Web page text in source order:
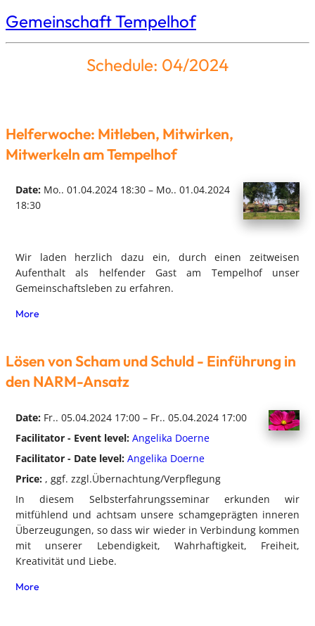
Gemeinschaft Tempelhof
Schedule: 04/2024
Helferwoche: Mitleben, Mitwirken,
Mitwerkeln am Tempelhof
Date: Mo.. 01.04.2024 18:30 – Mo.. 01.04.2024
18:30
Wir laden herzlich dazu ein, durch einen zeitweisen
Aufenthalt als helfender Gast am Tempelhof unser
Gemeinschaftsleben zu erfahren.
More
Lösen von Scham und Schuld - Einführung in
den NARM-Ansatz
Date: Fr.. 05.04.2024 17:00 – Fr.. 05.04.2024 17:00
Facilitator - Event level:Angelika Doerne
Facilitator - Date level:Angelika Doerne
Price: , ggf. zzgl.Übernachtung/Verpflegung
In diesem Selbsterfahrungsseminar erkunden wir
mitfühlend und achtsam unsere schamgeprägten inneren
Überzeugungen, so dass wir wieder in Verbindung kommen
mit unserer Lebendigkeit, Wahrhaftigkeit, Freiheit,
Kreativität und Liebe.
More